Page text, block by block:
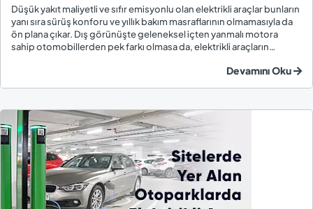
Düşük yakıt maliyetli ve sıfır emisyonlu olan elektrikli araçlar bunların
yanı sıra sürüş konforu ve yıllık bakım masraflarının olmamasıyla da
ön plana çıkar. Dış görünüşte geleneksel içten yanmalı motora
sahip otomobillerden pek farkı olmasa da, elektrikli araçların
Devamını Oku